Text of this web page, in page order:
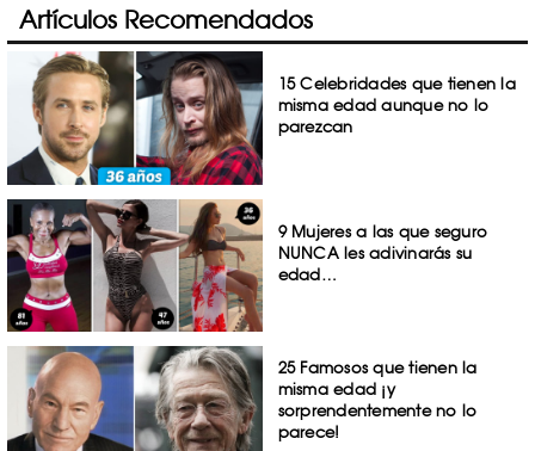
Artículos Recomendados
15 Celebridades que tienen la
misma edad aunque no lo
parezcan
9 Mujeres a las que seguro
NUNCA les adivinarás su
edad…
25 Famosos que tienen la
misma edad ¡y
sorprendentemente no lo
parece!